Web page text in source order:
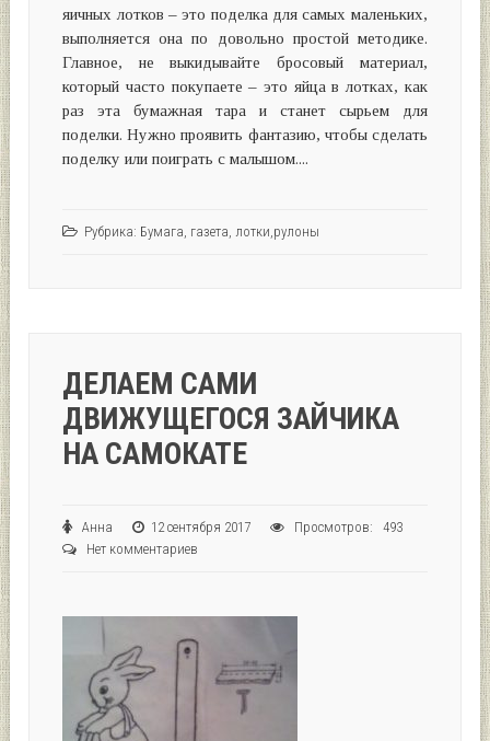
яичных лотков – это поделка для самых маленьких,
выполняется она по довольно простой методике.
Главное, не выкидывайте бросовый материал,
который часто покупаете – это яйца в лотках, как
раз эта бумажная тара и станет сырьем для
поделки. Нужно проявить фантазию, чтобы сделать
поделку или поиграть с малышом....
Рубрика: Бумага, газета, лотки,рулоны
ДЕЛАЕМ САМИ
ДВИЖУЩЕГОСЯ ЗАЙЧИКА
НА САМОКАТЕ
Анна 12 сентября 2017
Просмотров: 493
Нет комментариев